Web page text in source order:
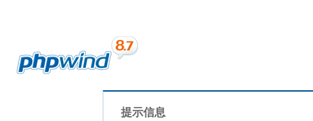
提示信息